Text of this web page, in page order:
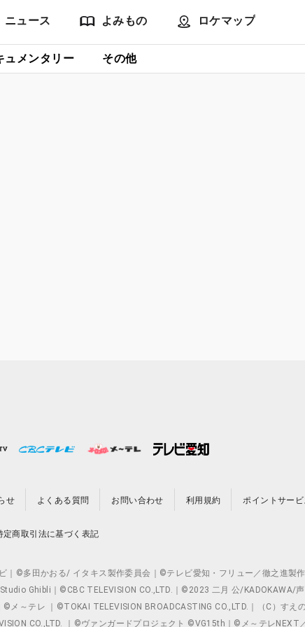
ニュース よみもの ロケマップ
ュメンタリー その他
せ よくある質問 お問い合わせ 利用規約 ポイントサー
定商取引法に基づく表記
©多田かおる/ イタキス製作委員会｜©テレビ愛知・フリュー／徹之進製
Ghibli｜©CBC TELEVISION CO.,LTD.｜©2023 二月 公/KADOKAWA/
テレ ｜©TOKAI TELEVISION BROADCASTING CO.,LTD.｜（C）すえ
CO.,LTD. ｜©ヴァンガードプロジェクト ©VG15th｜©メ～テレNEXT